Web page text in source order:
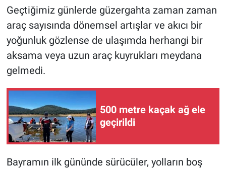
Geçtiğimiz günlerde güzergahta zaman zaman
araç sayısında dönemsel artışlar ve akıcı bir
yoğunluk gözlense de ulaşımda herhangi bir
aksama veya uzun araç kuyrukları meydana
gelmedi.
500 metre kaçak ağ ele
geçirildi
Bayramın ilk gününde sürücüler, yolların boş